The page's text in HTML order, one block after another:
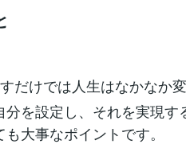
だけでは人生はなかなか変
を設定し、それを実現す
大事なポイントです。